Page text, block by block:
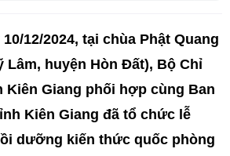
12/2024, tại chùa Phật Quang
Lâm, huyện Hòn Đất), Bộ Chỉ
Kiên Giang phối hợp cùng Ban
Kiên Giang đã tổ chức lễ
dưỡng kiến thức quốc phòng